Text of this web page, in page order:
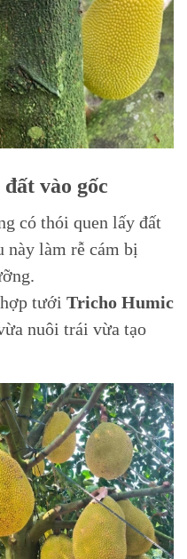
vào gốc
có thói quen lấy đất
này làm rễ cám bị
tưới Tricho Humic
nuôi trái vừa tạo